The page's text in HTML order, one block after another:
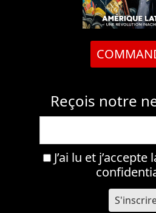
Reçois notre
J’ai lu et j’accepte